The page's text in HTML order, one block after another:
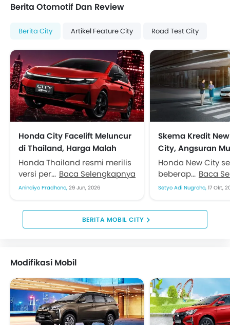
Berita Otomotif Dan Review
Berita City Artikel Feature City Road Test City
Honda City Facelift Meluncur
di Thailand, Harga Malah
Turun dan Fitur Makin
Melimpah
Honda Thailand resmi merilis
versi penyegaran untuk
Honda City Hatchback dan
besar menyasar sektor
desain, penambahan
peranti...
Baca Selengkapnya
Anindiyo Pradhono, 29 Jun, 2026
Skema Kredit
City, Angsuran
Jutaan
Honda New City
beberapa waktu
mendapatkan
satu varian
Baca
Setyo Adi Nugroho, 17 Okt,
BERITA MOBIL CITY
Modifikasi Mobil